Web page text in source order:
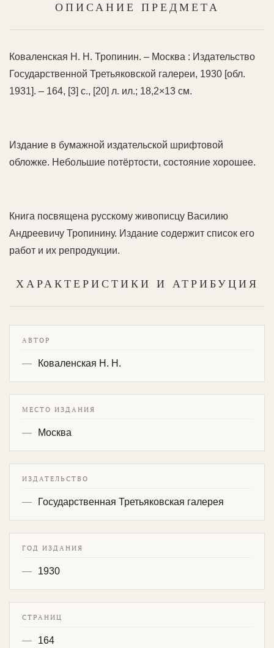
ОПИСАНИЕ ПРЕДМЕТА
Коваленская Н. Н. Тропинин. – Москва : Издательство
Государственной Третьяковской галереи, 1930 [обл.
1931]. – 164, [3] c., [20] л. ил.; 18,2×13 см.
Издание в бумажной издательской шрифтовой
обложке. Небольшие потёртости, состояние хорошее.
Книга посвящена русскому живописцу Василию
Андреевичу Тропинину. Издание содержит список его
работ и их репродукции.
ХАРАКТЕРИСТИКИ И АТРИБУЦИЯ
АВТОР
Коваленская Н. Н.
МЕСТО ИЗДАНИЯ
Москва
ИЗДАТЕЛЬСТВО
Государственная Третьяковская галерея
ГОД ИЗДАНИЯ
1930
СТРАНИЦ
164